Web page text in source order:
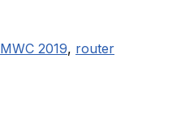
MWC 2019, router